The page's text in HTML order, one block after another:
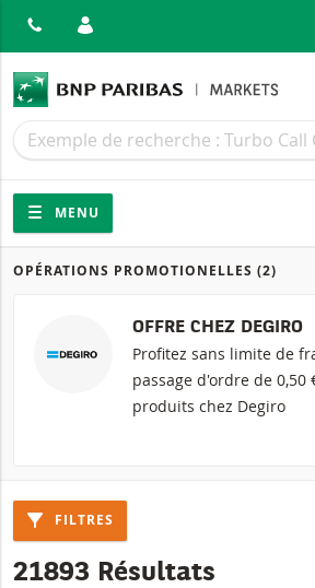
Recherche
Recherche
Navigation
Navigation sur le
MENU
Produits
OPÉRATIONS PROMOTIONELLES (2)
OFFRE CHEZ DEGIRO
Profitez sans limite de
passage d'ordre de 0,50
produits chez Degiro
FILTRES
21893 Résultats